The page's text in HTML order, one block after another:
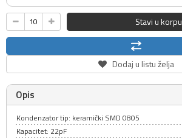
Stavi u korpu
Dodaj u listu želja
Opis
Kondenzator tip: keramički SMD 0805
Kapacitet: 22pF